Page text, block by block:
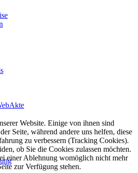
Website. Einige von ihnen sind
Seite, während andere uns helfen, diese
zu verbessern (Tracking Cookies).
ob Sie die Cookies zulassen möchten.
einer Ablehnung womöglich nicht mehr
zur Verfügung stehen.